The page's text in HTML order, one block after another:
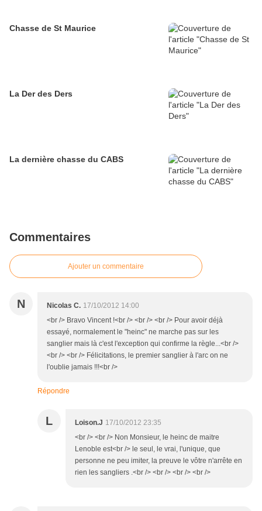
Chasse de St Maurice
La Der des Ders
La dernière chasse du CABS
Commentaires
Ajouter un commentaire
N Nicolas C. 17/10/2012 14:00
<br /> Bravo Vincent !<br /> <br /> <br /> Pour avoir déjà
essayé, normalement le "heinc" ne marche pas sur les
sanglier mais là c'est l'exception qui confirme la règle...<br />
<br /> <br /> Félicitations, le premier sanglier à l'arc on ne
l'oublie jamais !!!<br />
Répondre
L Loison.J 17/10/2012 23:35
<br /> <br /> Non Monsieur, le heinc de maitre
Lenoble est<br /> le seul, le vrai, l'unique, que
personne ne peu imiter, la preuve le vôtre n'arrête en
rien les sangliers .<br /> <br /> <br /> <br />